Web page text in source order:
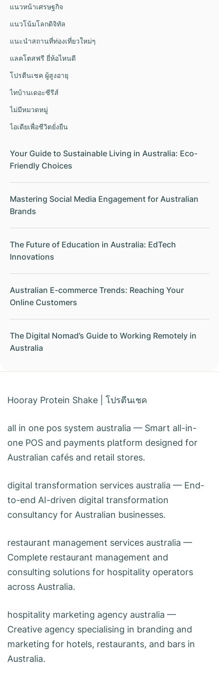
แนวหน้าเศรษฐกิจ
แนวโน้มโลกดิจิทัล
แนะนำสถานที่ท่องเที่ยวใหม่ๆ
แลคโตสฟรี ยี่ห้อไหนดี
โปรตีนเชค ผู้สูงอายุ
ไทบ้านเดอะซีรีส์
ไม่มีหมวดหมู่
ไอเดียเพื่อชีวิตยั่งยืน
Your Guide to Sustainable Living in Australia: Eco-
Friendly Choices
Mastering Social Media Engagement for Australian
Brands
The Future of Education in Australia: EdTech
Innovations
Australian E-commerce Trends: Reaching Your
Online Customers
The Digital Nomad’s Guide to Working Remotely in
Australia
Hooray Protein Shake โปรตีนเชค
all in one pos system australia — Smart all-in-
one POS and payments platform designed for
Australian cafés and retail stores.
digital transformation services australia — End-
to-end AI-driven digital transformation
consultancy for Australian businesses.
restaurant management services australia —
Complete restaurant management and
consulting solutions for hospitality operators
across Australia.
hospitality marketing agency australia —
Creative agency specialising in branding and
marketing for hotels, restaurants, and bars in
Australia.